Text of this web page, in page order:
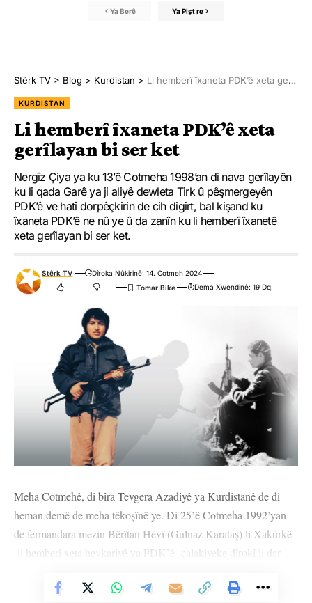
Ya Berê Ya Pişt re
Stêrk TV > Blog > Kurdistan > Li hemberî îxaneta PDK’ê xeta gerîlayan bi ser ket
KURDISTAN
Li hemberî îxaneta PDK’ê xeta
gerîlayan bi ser ket
Nergîz Çiya ya ku 13’ê Cotmeha 1998’an di nava gerîlayên
ku li qada Garê ya ji aliyê dewleta Tirk û pêşmergeyên
PDK’ê ve hatî dorpêçkirin de cih digirt, bal kişand ku
îxaneta PDK’ê ne nû ye û da zanîn ku li hemberî îxanetê
xeta gerîlayan bi ser ket.
Stêrk TV
Dîroka Nûkirinê: 14. Cotmeh 2024
Dema Xwendinê: 19 Dq.
Meha Cotmehê, di bîra Tevgera Azadiyê ya Kurdistanê de di
heman demê de meha têkoşînê ye. Di 25’ê Cotmeha 1992’yan
de fermandara mezin Bêrîtan Hêvî (Gulnaz Karataş) li Xakûrkê
li hemberî xeta hevkariyê ya PDK’ê çalakiyeke dîrokî li dar
sala 1998’an de jî li qada Garê gelek gerîlayan heman helwest
Vê Nûçeyê Bixwîne